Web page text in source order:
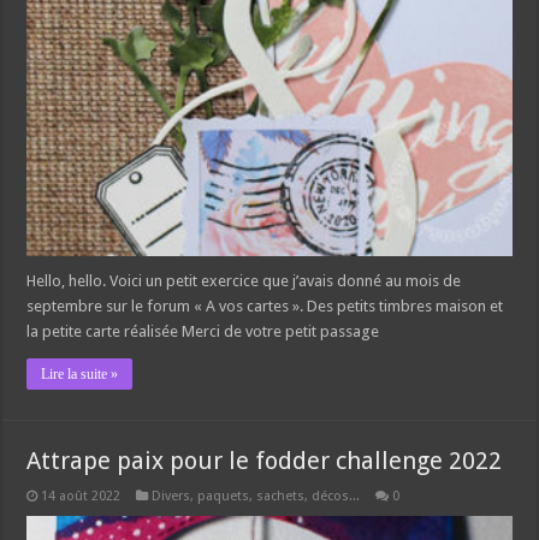
Hello, hello. Voici un petit exercice que j’avais donné au mois de
septembre sur le forum « A vos cartes ». Des petits timbres maison et
la petite carte réalisée Merci de votre petit passage
Lire la suite »
Attrape paix pour le fodder challenge 2022
14 août 2022 Divers, paquets, sachets, décos... 0